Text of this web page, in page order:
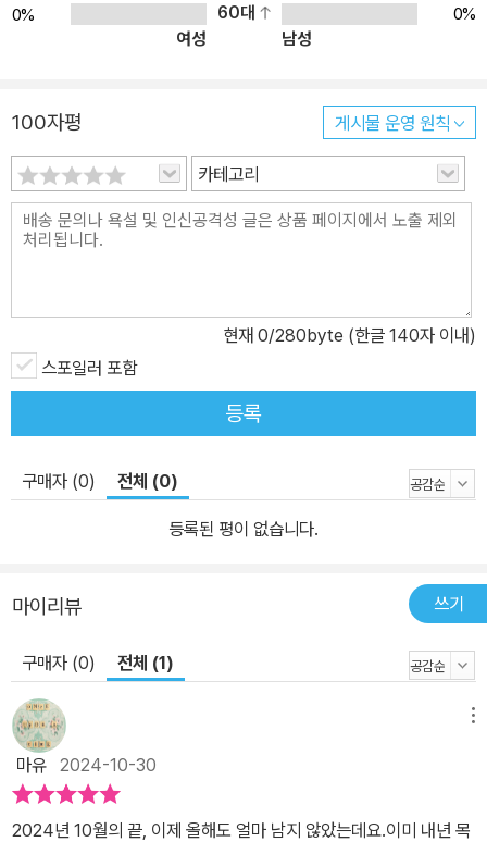
0%
60대
0%
여성
남성
100자평 게시물 운영 원칙
카테고리
현재 0/280byte (한글 140자 이내)
스포일러 포함
등록
구매자 (0) 전체 (0)
등록된 평이 없습니다.
마이리뷰 쓰기
구매자 (0) 전체 (1)
마유 2024-10-30
2024년 10월의 끝, 이제 올해도 얼마 남지 않았는데요.이미 내년 목